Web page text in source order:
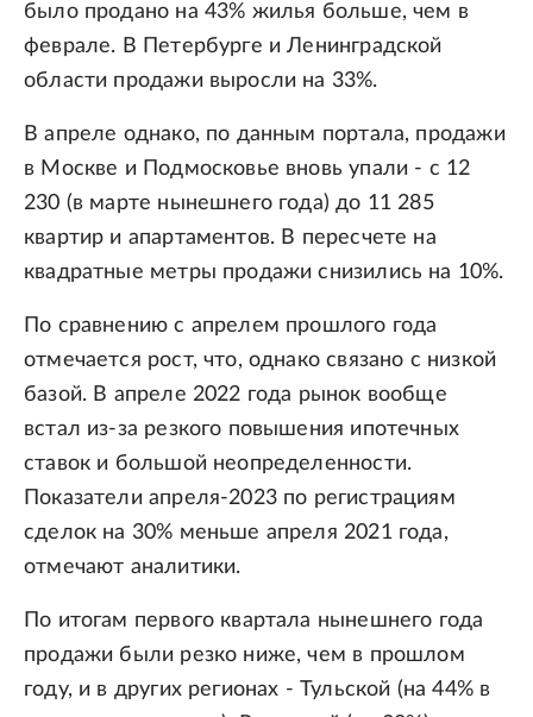
было продано на 43% жилья больше, чем в
феврале. В Петербурге и Ленинградской
области продажи выросли на 33%.
В апреле однако, по данным портала, продажи
в Москве и Подмосковье вновь упали - с 12
230 (в марте нынешнего года) до 11 285
квартир и апартаментов. В пересчете на
квадратные метры продажи снизились на 10%.
По сравнению с апрелем прошлого года
отмечается рост, что, однако связано с низкой
базой. В апреле 2022 года рынок вообще
встал из-за резкого повышения ипотечных
ставок и большой неопределенности.
Показатели апреля-2023 по регистрациям
сделок на 30% меньше апреля 2021 года,
отмечают аналитики.
По итогам первого квартала нынешнего года
продажи были резко ниже, чем в прошлом
году, и в других регионах - Тульской (на 44% в